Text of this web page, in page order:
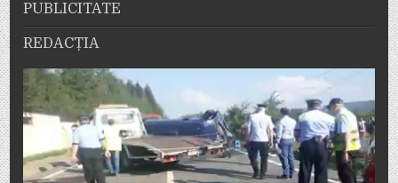
PUBLICITATE
REDACȚIA